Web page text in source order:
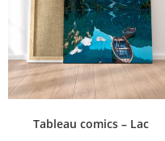
Tableau comics – Lac